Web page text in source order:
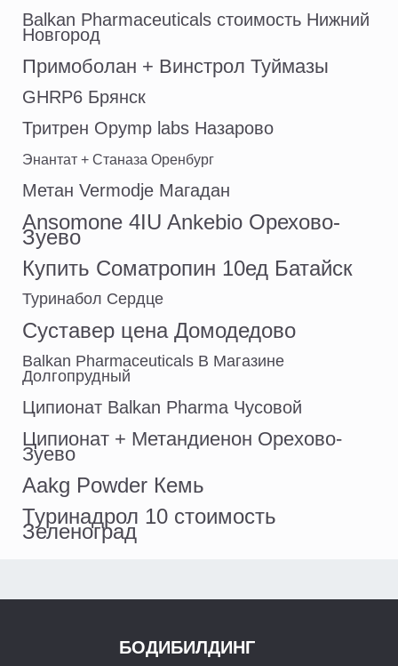
Balkan Pharmaceuticals стоимость Нижний
Новгород
Примоболан + Винстрол Туймазы
GHRP6 Брянск
Тритрен Opymp labs Назарово
Энантат + Станаза Оренбург
Метан Vermodje Магадан
Ansomone 4IU Ankebio Орехово-
Зуево
Купить Cоматропин 10ед Батайск
Туринабол Сердце
Суставер цена Домодедово
Balkan Pharmaceuticals В Магазине
Долгопрудный
Ципионат Balkan Pharma Чусовой
Ципионат + Метандиенон Орехово-
Зуево
Aakg Powder Кемь
Туринадрол 10 стоимость
Зеленоград
БОДИБИЛДИНГ